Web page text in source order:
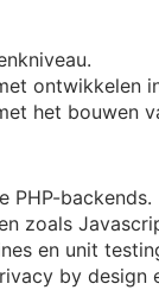
ontwikkelen
het bouwen
PHP-backends.
zoals
en unit
by design